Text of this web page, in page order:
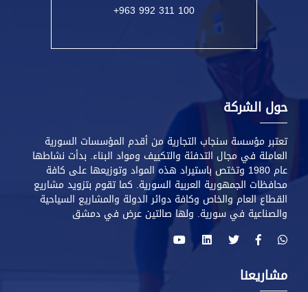
+963 992 311 100
حول الشركة
تعتبر مؤسسة سنجاب التجارية من أقدم المؤسسات السورية
العاملة في مجال التدفئة والتكييف ومواد البناء. بدأت نشاطها
عام 1980 وتختص باستيراد هذه المواد وتوزيعها على كافة
محافظات الجمهورية العربية السورية. كما تقوم بتزويد مشاريع
القطاع العام والخاص وكافة دوائر الدولة والمشاريع السياحية
والصناعية في سورية. ولها صالتين عرض في دمشق
مشاريعنا